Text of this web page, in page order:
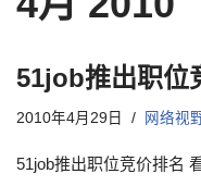
51job推出职位
2010年4月29日 网络视
51job推出职位竞价排名